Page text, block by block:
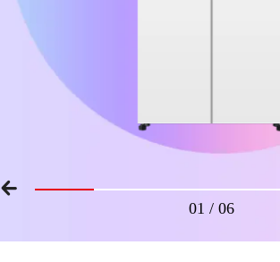
01 / 06